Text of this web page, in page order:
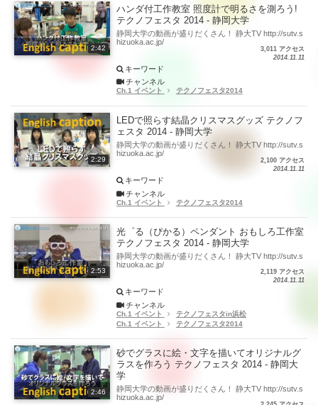
2:42
ハンダ付工作教室 照度計で明るさを測ろう!
テクノフェスタ 2014 - 静岡大学
静岡大学の動画が盛りだくさん！ 静大TV http://sutv.s
hizuoka.ac.jp/
3,011 アクセス
2014.11.11
キーワード
チャンネル
Ch.1 イベント テクノフェスタ2014
2:29
LEDで照らす結晶クリスマスグッズ テクノフ
ェスタ 2014 - 静岡大学
静岡大学の動画が盛りだくさん！ 静大TV http://sutv.s
hizuoka.ac.jp/
2,100 アクセス
2014.11.11
キーワード
チャンネル
Ch.1 イベント テクノフェスタ2014
2:53
光゜る（ぴかる）ペンダント おもしろ工作室
テクノフェスタ 2014 - 静岡大学
静岡大学の動画が盛りだくさん！ 静大TV http://sutv.s
hizuoka.ac.jp/
2,119 アクセス
2014.11.11
キーワード
チャンネル
Ch.1 イベント
テクノフェスタin浜松
Ch.1 イベント
テクノフェスタ2014
2:46
砂でグラスに絵・文字を描いてオリジナルグ
ラスを作ろう テクノフェスタ 2014 - 静岡大
学
静岡大学の動画が盛りだくさん！ 静大TV http://sutv.s
hizuoka.ac.jp/